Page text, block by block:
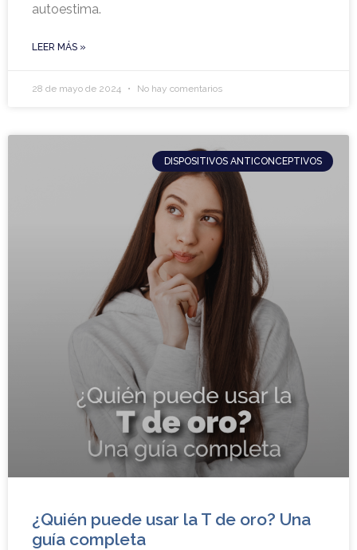
autoestima.
LEER MÁS »
28 de mayo de 2024 No hay comentarios
DISPOSITIVOS ANTICONCEPTIVOS
¿Quién puede usar la T de oro? Una
guía completa